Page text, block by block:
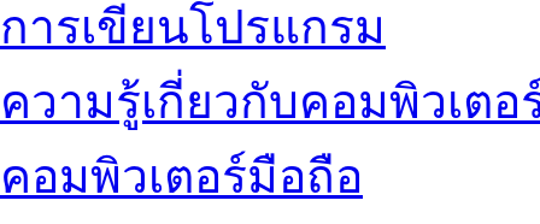
การเขียนโปรแกรม
ความรู้เกี่ยวกับคอมพิวเตอ
คอมพิวเตอร์มือถือ